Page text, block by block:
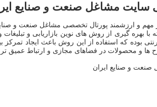
سایت مشاغل صنعت و صنایع
مهم و ارزشمند پورتال تخصصی مشاغل صنعت و
با بهره گیری از روش های نوین بازاریابی و
بوده که استفاده از این روش باعث ایجاد تمرکز
ها و محصولات در فضاهای مجازی و ارتباط عمیق تر
و صنایع ایران